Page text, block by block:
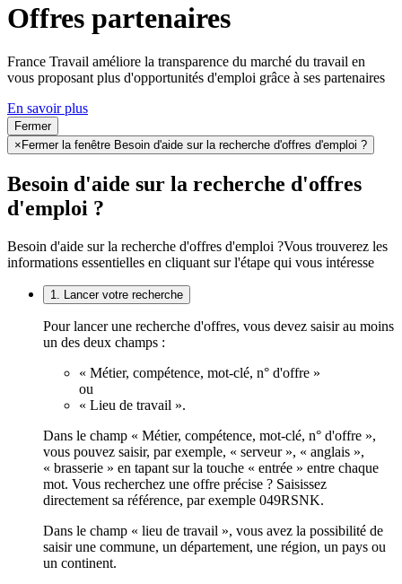
Offres partenaires
France Travail améliore la transparence du marché du travail en
vous proposant plus d'opportunités d'emploi grâce à ses partenaires
En savoir plus
Fermer
× Fermer la fenêtre Besoin d'aide sur la recherche d'offres d'emploi ?
Besoin d'aide sur la recherche d'offres
d'emploi ?
Besoin d'aide sur la recherche d'offres d'emploi ?Vous trouverez les
informations essentielles en cliquant sur l'étape qui vous intéresse
1. Lancer votre recherche
Pour lancer une recherche d'offres, vous devez saisir au moins
un des deux champs :
« Métier, compétence, mot-clé, n° d'offre »
ou
« Lieu de travail ».
Dans le champ « Métier, compétence, mot-clé, n° d'offre »,
vous pouvez saisir, par exemple, « serveur », « anglais »,
« brasserie » en tapant sur la touche « entrée » entre chaque
mot. Vous recherchez une offre précise ? Saisissez
directement sa référence, par exemple 049RSNK.
Dans le champ « lieu de travail », vous avez la possibilité de
saisir une commune, un département, une région, un pays ou
un continent.